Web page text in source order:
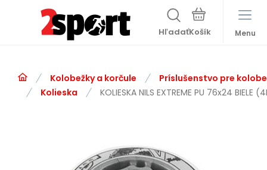
Hľadať Menu
Kolobežky a korčule
Príslušenstvo pre
Kolieska
KOLIESKA NILS EXTREME PU 76x24 BIELE